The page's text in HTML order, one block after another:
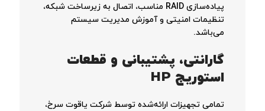
پیاده‌سازی RAID مناسب، اتصال به زیرساخت شبکه،
تنظیمات امنیتی و آموزش مدیریت سیستم
می‌باشد.
گارانتی، پشتیبانی و قطعات
استوریج HP
تمامی تجهیزات ارائه‌شده توسط شرکت یاقوت سرخ،